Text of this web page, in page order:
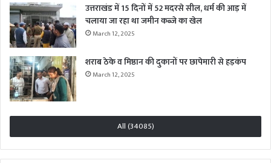
उत्तराखंड में 15 दिनों में 52 मदरसे सील, धर्म की आड़ में
चलाया जा रहा था जमीन कब्जे का खेल
March 12, 2025
शराब ठेके व मिष्ठान की दुकानों पर छापेमारी से हड़कंप
March 12, 2025
All (34085)